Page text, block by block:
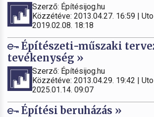
Szerző: Építésijog.hu
Közzétéve: 2013.04.27. 16:59 |
2019.02.08. 18:18
Építészeti-műszaki
tevékenység »
Szerző: Építésijog.hu
Közzétéve: 2013.04.29. 19:42 |
2025.01.14. 09:07
Építési beruházás »